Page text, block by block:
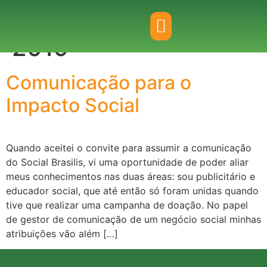
January 22,
2019
Comunicação para o
Impacto Social
Quando aceitei o convite para assumir a comunicação
do Social Brasilis, vi uma oportunidade de poder aliar
meus conhecimentos nas duas áreas: sou publicitário e
educador social, que até então só foram unidas quando
tive que realizar uma campanha de doação. No papel
de gestor de comunicação de um negócio social minhas
atribuições vão além […]